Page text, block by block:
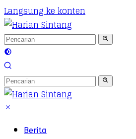
Langsung ke konten
Berita